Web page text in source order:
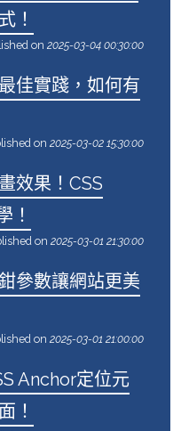
！
on 2025-03-04 00:30:00
佳實踐，如何有
on 2025-03-02 15:30:00
效果！CSS
！
on 2025-03-01 21:30:00
參數讓網站更美
on 2025-03-01 21:00:00
Anchor定位元
！